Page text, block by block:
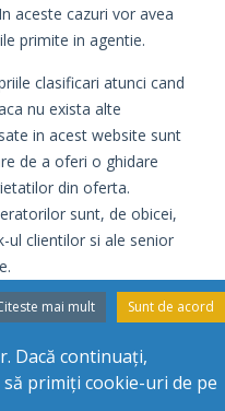
dorită
aceste cazuri vor avea
primite in agentie.
clasificari atunci cand
nu exista alte
in acest website sunt
de a oferi o ghidare
din oferta.
sunt, de obicei,
ul clientilor si ale senior
sunt date de catre
de a da o
relative din tara
Sunt de acord
mai mult
Dacă continuați,
primiți cookie-uri de pe